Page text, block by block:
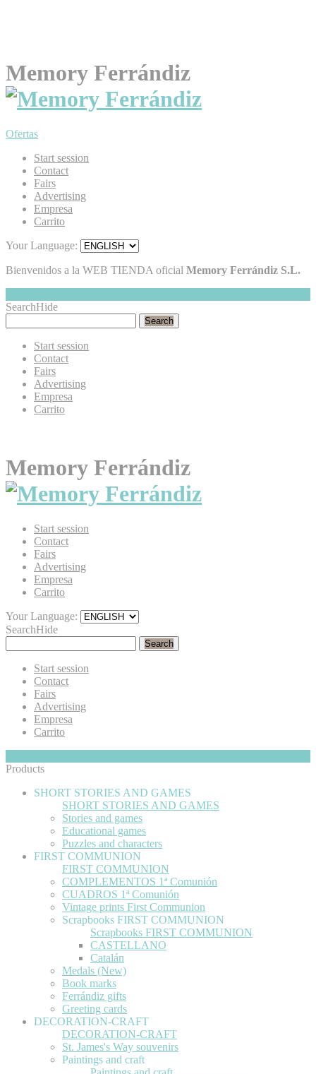
Memory Ferrándiz
Ofertas
Start session
Contact
Fairs
Advertising
Empresa
Carrito
Your Language:
Bienvenidos a la WEB TIENDA oficial Memory Ferrándiz S.L.
SearchHide
Search
Start session
Contact
Fairs
Advertising
Empresa
Carrito
Memory Ferrándiz
Start session
Contact
Fairs
Advertising
Empresa
Carrito
Your Language:
SearchHide
Search
Start session
Contact
Fairs
Advertising
Empresa
Carrito
Products
SHORT STORIES AND GAMES
SHORT STORIES AND GAMES
Stories and games
Educational games
Puzzles and characters
FIRST COMMUNION
FIRST COMMUNION
COMPLEMENTOS 1ª Comunión
CUADROS 1ª Comunión
Vintage prints First Communion
Scrapbooks FIRST COMMUNION
Scrapbooks FIRST COMMUNION
CASTELLANO
Catalán
Medals (New)
Book marks
Ferrándiz gifts
Greeting cards
DECORATION-CRAFT
DECORATION-CRAFT
St. James's Way souvenirs
Paintings and craft